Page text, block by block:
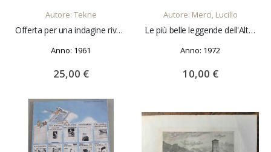
Autore: Tekne
Offerta per una indagine rivolta alla ricerca della dislocazione più idonea di zone e nuclei di interesse industriale nella Regione Trentino-Alto Adige
Anno: 1961
25,00 €
Autore: Merci, Lucillo
Le più belle leggende dell'Alto Adige. Storia, folclore, tradizioni, credenze, riti e costumanze popolari
Anno: 1972
10,00 €